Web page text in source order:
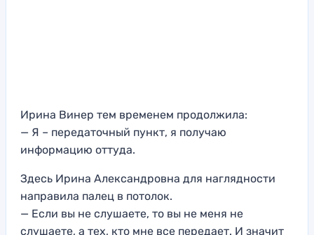
Ирина Винер тем временем продолжила:
— Я – передаточный пункт, я получаю
информацию оттуда.
Здесь Ирина Александровна для наглядности
направила палец в потолок.
— Если вы не слушаете, то вы не меня не
слушаете, а тех, кто мне все передает. И значит